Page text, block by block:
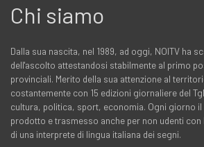
Chi siamo
Dalla sua nascita, nel 1989, ad oggi, NOITV ha
dell'ascolto attestandosi stabilmente al primo
provinciali. Merito della sua attenzione al
costantemente con 15 edizioni giornaliere del
cultura, politica, sport, economia. Ogni giorno il
prodotto e trasmesso anche per non udenti con
di una interprete di lingua italiana dei segni.